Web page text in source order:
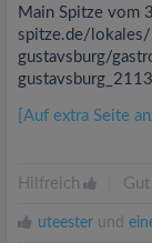
Main Spitze vom
spitze.de/
gustavsburg/
[Auf extra Seite
Hilfreich
uteester und